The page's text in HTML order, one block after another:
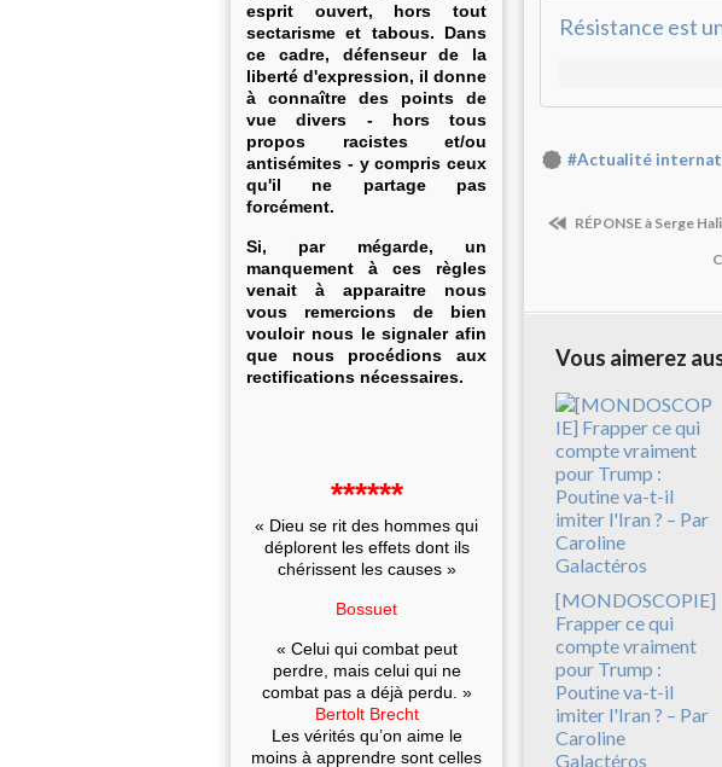
esprit ouvert, hors tout
sectarisme et tabous. Dans
ce cadre, défenseur de la
liberté d'expression, il donne
à connaître des points de
vue divers - hors tous
propos racistes et/ou
antisémites - y compris ceux
qu'il ne partage pas
forcément.
Si, par mégarde, un
manquement à ces règles
venait à apparaitre nous
vous remercions de bien
vouloir nous le signaler afin
que nous procédions aux
rectifications nécessaires.
******
« Dieu se rit des hommes qui
déplorent les effets dont ils
chérissent les causes »
Bossuet
« Celui qui combat peut
perdre, mais celui qui ne
combat pas a déjà perdu. »
Bertolt Brecht
Les vérités qu’on aime le
moins à apprendre sont celles
#Actualité
RÉPONSE à Serge
Vous aimerez
[MONDOSCOPIE]
Frapper ce qui
compte vraiment
pour Trump :
Poutine va-t-il
imiter l'Iran ? – Par
Caroline
Galactéros